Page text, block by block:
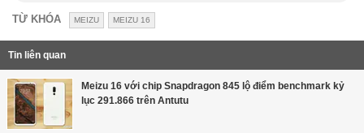
TỪ KHÓA MEIZU MEIZU 16
Tin liên quan
Meizu 16 với chip Snapdragon 845 lộ điểm benchmark kỷ
lục 291.866 trên Antutu